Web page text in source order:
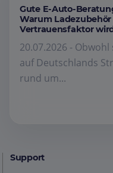
Gute E-Auto-
Warum
Vertrauensfaktor
20.07.2026 -
auf Deutschlands
rund um...
Support